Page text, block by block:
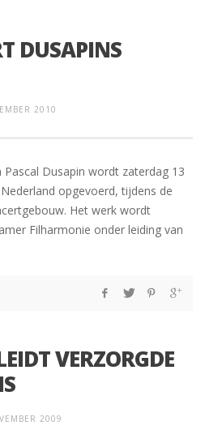
DUSAPINS
2010
Dusapin wordt zaterdag 13
opgevoerd, tijdens de
Het werk wordt
Filharmonie onder leiding van
VERZORGDE
2009